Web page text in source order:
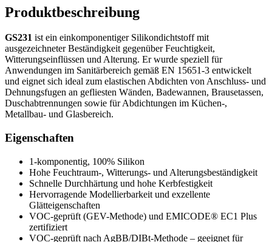
Produktbeschreibung
GS231 ist ein einkomponentiger Silikondichtstoff mit
ausgezeichneter Beständigkeit gegenüber Feuchtigkeit,
Witterungseinflüssen und Alterung. Er wurde speziell für
Anwendungen im Sanitärbereich gemäß EN 15651-3 entwickelt
und eignet sich ideal zum elastischen Abdichten von Anschluss- und
Dehnungsfugen an gefliesten Wänden, Badewannen, Brausetassen,
Duschabtrennungen sowie für Abdichtungen im Küchen-,
Metallbau- und Glasbereich.
Eigenschaften
1-komponentig, 100% Silikon
Hohe Feuchtraum-, Witterungs- und Alterungsbeständigkeit
Schnelle Durchhärtung und hohe Kerbfestigkeit
Hervorragende Modellierbarkeit und exzellente
Glätteigenschaften
VOC-geprüft (GEV-Methode) und EMICODE® EC1 Plus
zertifiziert
VOC-geprüft nach AgBB/DIBt-Methode – geeignet für